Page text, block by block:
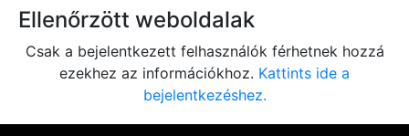
Ellenőrzött weboldalak
Csak a bejelentkezett felhasználók férhetnek hozzá
ezekhez az információkhoz. Kattints ide a
bejelentkezéshez.